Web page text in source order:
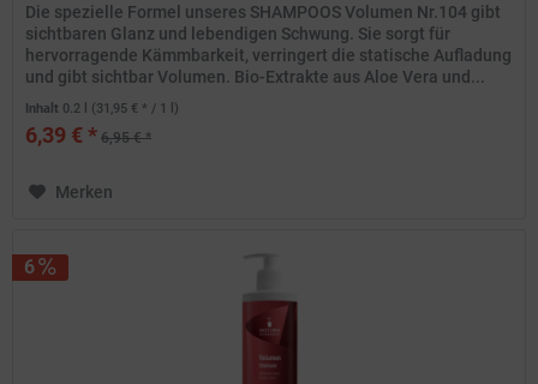
Die spezielle Formel unseres SHAMPOOS Volumen Nr.104 gibt
sichtbaren Glanz und lebendigen Schwung. Sie sorgt für
hervorragende Kämmbarkeit, verringert die statische Aufladung
und gibt sichtbar Volumen. Bio-Extrakte aus Aloe Vera und...
Inhalt 0.2 l (31,95 € * / 1 l)
6,39 € * 6,95 € *
Merken
6